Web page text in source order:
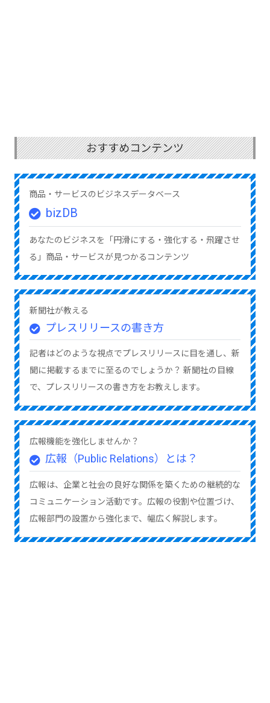
おすすめコンテンツ
商品・サービスのビジネスデータベース
bizDB
あなたのビジネスを「円滑にする・強化する・飛躍させ
る」商品・サービスが見つかるコンテンツ
新聞社が教える
プレスリリースの書き方
記者はどのような視点でプレスリリースに目を通し、新
聞に掲載するまでに至るのでしょうか？ 新聞社の目線
で、プレスリリースの書き方をお教えします。
広報機能を強化しませんか？
広報（Public Relations）とは？
広報は、企業と社会の良好な関係を築くための継続的な
コミュニケーション活動です。広報の役割や位置づけ、
広報部門の設置から強化まで、幅広く解説します。